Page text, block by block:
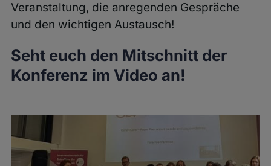
Veranstaltung, die anregenden Gespräche
und den wichtigen Austausch!
Seht euch den Mitschnitt der
Konferenz im Video an!